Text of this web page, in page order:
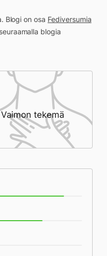
Blogi on osa Fediversumia
blogia
tekemä